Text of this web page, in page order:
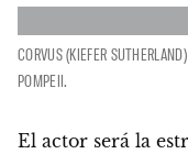
CORVUS (KIEFER
POMPEII.
El actor será la